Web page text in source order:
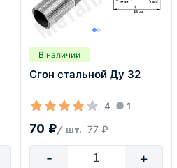
В наличии
Сгон стальной Ду 32
4 1
70 ₽/ шт. 77 ₽
- +